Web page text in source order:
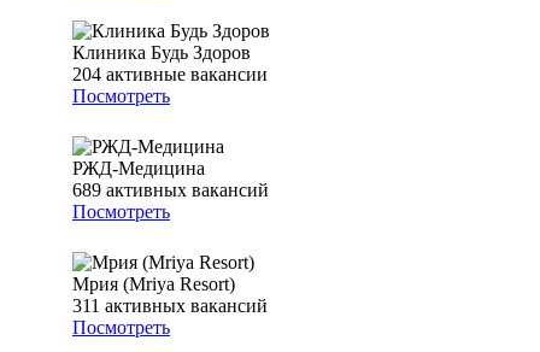
Клиника Будь Здоров
204 активные вакансии
Посмотреть
РЖД-Медицина
689 активных вакансий
Посмотреть
Мрия (Mriya Resort)
311 активных вакансий
Посмотреть